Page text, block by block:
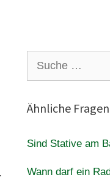
nach:
Ähnliche Fragen
Sind Stative am
Wann darf ein